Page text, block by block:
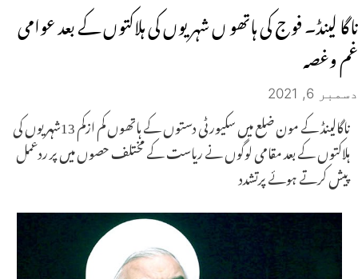
ناگا لینڈ۔ فوج کی ہاتھو ں شہریوں کی ہلاکتوں کے بعد عوامی
غم وغصہ
دسمبر 6, 2021
ناگالینڈ کے مون ضلع میں سکیورٹی دستوں کے ہاتھوں کم ازکم 13شہریوں کی
ہلاکتوں کے بعد مقامی لوگوں نے ریاست کے مختلف حصوں میں پر ردعمل
پیش کرتے ہوئے پرتشدد